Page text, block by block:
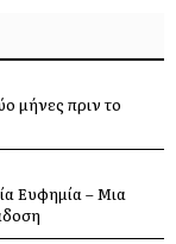
μήνες πριν το
Ευφημία – Μια